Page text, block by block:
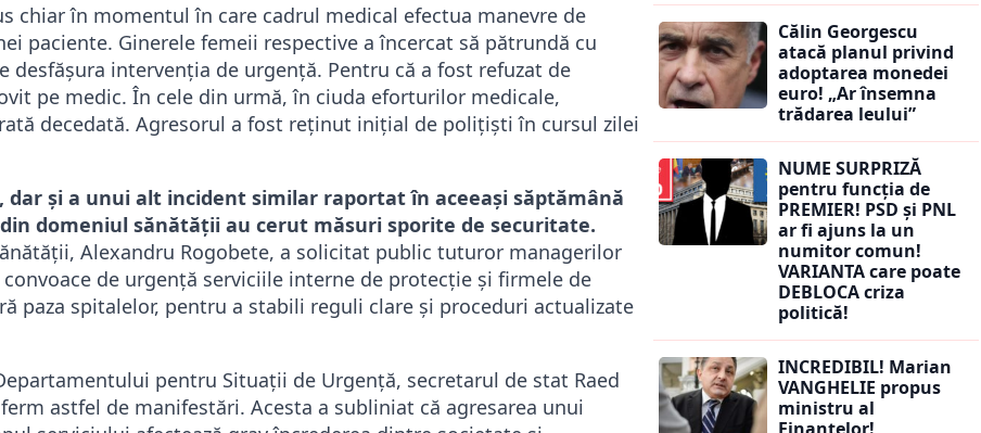
chiar în momentul în care cadrul medical efectua manevre de
paciente. Ginerele femeii respective a încercat să pătrundă cu
desfășura intervenția de urgență. Pentru că a fost refuzat de
pe medic. În cele din urmă, în ciuda eforturilor medicale,
decedată. Agresorul a fost reținut inițial de polițiști în cursul zilei
dar și a unui alt incident similar raportat în aceeași săptămână
domeniul sănătății au cerut măsuri sporite de securitate.
Alexandru Rogobete, a solicitat public tuturor managerilor
de urgenţă serviciile interne de protecţie şi firmele de
paza spitalelor, pentru a stabili reguli clare şi proceduri actualizate
pentru Situaţii de Urgenţă, secretarul de stat Raed
astfel de manifestări. Acesta a subliniat că agresarea unui
Călin Georgescu
atacă planul privind
adoptarea monedei
euro! „Ar însemna
trădarea leului”
NUME SURPRIZĂ
pentru funcția de
PREMIER! PSD și PNL
ar fi ajuns la un
numitor comun!
VARIANTA care poate
DEBLOCA criza
politică!
INCREDIBIL! Marian
VANGHELIE propus
ministru al
Finanțelor!